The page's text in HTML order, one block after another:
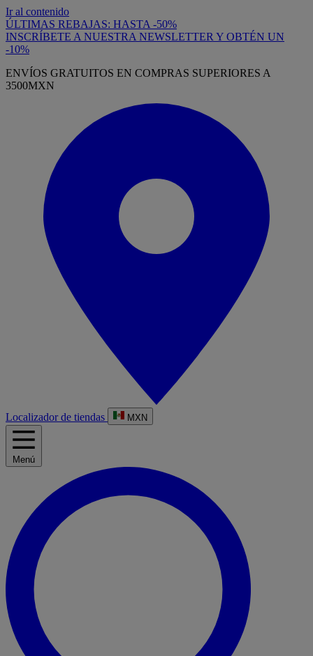
Ir al contenido
ÚLTIMAS REBAJAS: HASTA -50%
INSCRÍBETE A NUESTRA NEWSLETTER Y OBTÉN UN
-10%
ENVÍOS GRATUITOS EN COMPRAS SUPERIORES A
3500MXN
Localizador de tiendas MXN
Menú